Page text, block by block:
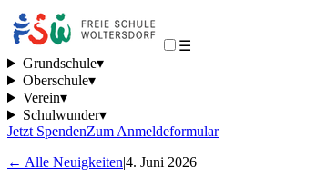
☰
Grundschule▾
Oberschule▾
Verein▾
Schulwunder▾
Jetzt SpendenZum Anmeldeformular
← Alle Neuigkeiten|4. Juni 2026